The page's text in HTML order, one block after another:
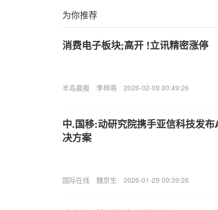
为你推荐
消费电子板块;高开 !立讯精密涨停
半岛晨报 李梓萌 2026-02-09 00:49:26
中.国移:动研究院携手亚信科技发
决方案
国际在线 魏京生 2026-01-29 09:39:26